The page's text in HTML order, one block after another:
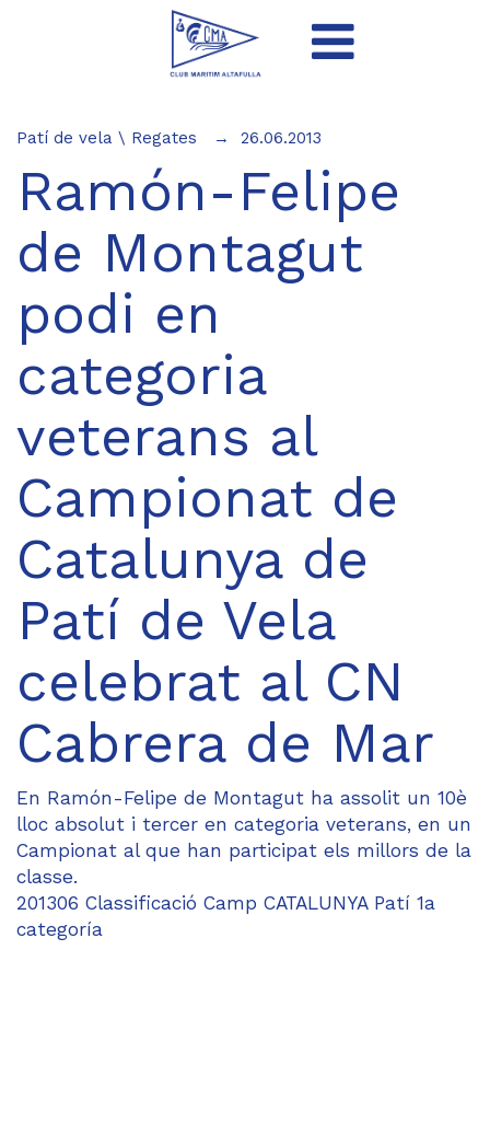
Patí de vela \ Regates 26.06.2013
Ramón-Felipe
de Montagut
podi en
categoria
veterans al
Campionat de
Catalunya de
Patí de Vela
celebrat al CN
Cabrera de Mar
En Ramón-Felipe de Montagut ha assolit un 10è
lloc absolut i tercer en categoria veterans, en un
Campionat al que han participat els millors de la
classe.
201306 Classificació Camp CATALUNYA Patí 1a
categoría